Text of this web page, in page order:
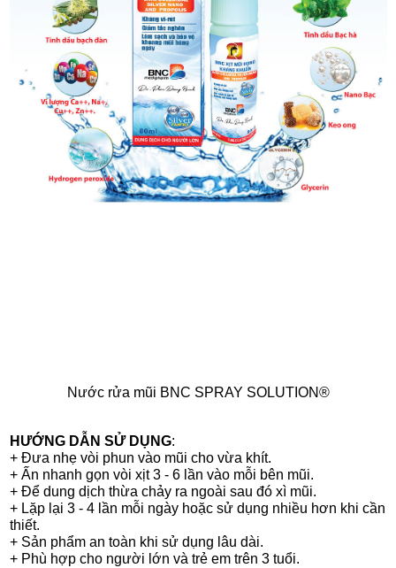
Nước rửa mũi BNC SPRAY SOLUTION®
HƯỚNG DẪN SỬ DỤNG:
+ Đưa nhẹ vòi phun vào mũi cho vừa khít.
+ Ấn nhanh gọn vòi xịt 3 - 6 lần vào mỗi bên mũi.
+ Để dung dịch thừa chảy ra ngoài sau đó xì mũi.
+ Lặp lại 3 - 4 lần mỗi ngày hoặc sử dụng nhiều hơn khi cần
thiết.
+ Sản phẩm an toàn khi sử dụng lâu dài.
+ Phù hợp cho người lớn và trẻ em trên 3 tuổi.